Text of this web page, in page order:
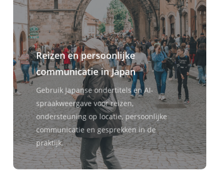
Reizen en persoonlijke
communicatie in Japan
Gebruik Japanse ondertitels en AI-
spraakweergave voor reizen,
ondersteuning op locatie, persoonlijke
communicatie en gesprekken in de
praktijk.